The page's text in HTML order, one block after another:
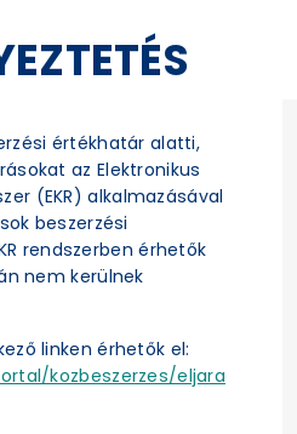
értékhatár alatti,
az Elektronikus
(EKR) alkalmazásával
beszerzési
rendszerben érhetők
nem kerülnek
linken érhetők el:
kozbeszerzes/eljara